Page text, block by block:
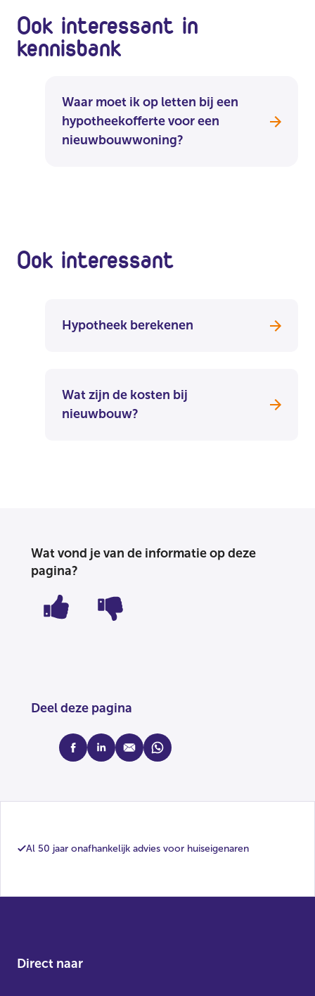
Ook interessant in
kennisbank
Waar moet ik op letten bij een
hypotheekofferte voor een
nieuwbouwwoning?
Ook interessant
Hypotheek berekenen
Wat zijn de kosten bij
nieuwbouw?
Wat vond je van de informatie op deze
pagina?
Deel deze pagina
facebooklinkedinmail whatsapp
Al 50 jaar onafhankelijk advies voor huiseigenaren
Direct naar